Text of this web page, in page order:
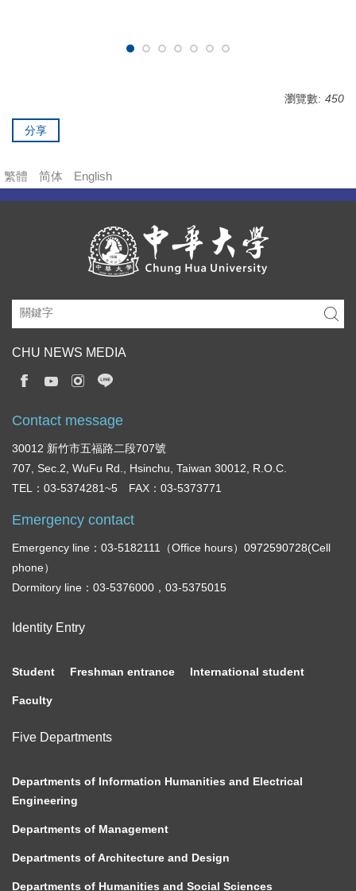
瀏覽數: 450
分享
繁體 简体 English
CHU NEWS MEDIA
Contact message
30012 新竹市五福路二段707號
707, Sec.2, WuFu Rd., Hsinchu, Taiwan 30012, R.O.C.
TEL：03-5374281~5 FAX：03-5373771
Emergency contact
Emergency line：03-5182111（Office hours）0972590728(Cell
phone）
Dormitory line：03-5376000，03-5375015
Identity Entry
Student Freshman entrance International student
Faculty
Five Departments
Departments of Information Humanities and Electrical
Engineering
Departments of Management
Departments of Architecture and Design
Departments of Humanities and Social Sciences